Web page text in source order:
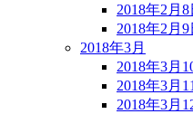
2018年2月8
2018年2月9
2018年3月
2018年3月
2018年3月
2018年3月